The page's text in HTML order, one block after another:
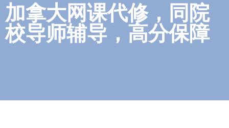
加拿大网课代修，同院
校导师辅导，高分保障